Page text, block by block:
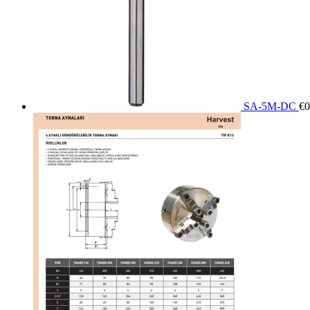
SA-5M-DC €